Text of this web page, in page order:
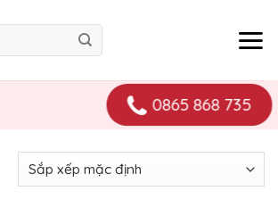
0865 868 735